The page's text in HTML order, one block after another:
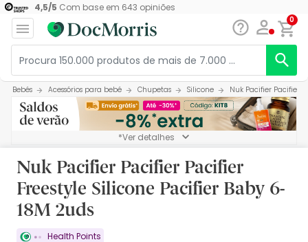
4,5/5 Com base em 643 opiniões
0
Bebés Acessórios para bebé Chupetas Silicone Nuk Pacifier Pacifier
*Ver detalhes
Nuk Pacifier Pacifier Pacifier
Freestyle Silicone Pacifier Baby 6-
18M 2uds
Health Points